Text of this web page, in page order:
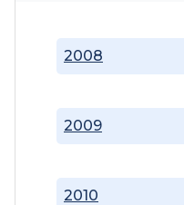
2008
2009
2010